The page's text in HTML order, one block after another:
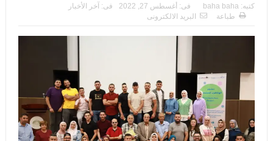
كتبه: baha baha فى: أغسطس 27, 2022 فى: آخر الأخبار
طباعة
البريد الالكترونى